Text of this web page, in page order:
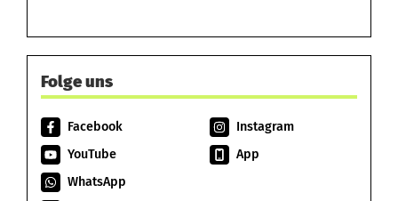
Folge uns
Facebook
Instagram
YouTube
App
WhatsApp